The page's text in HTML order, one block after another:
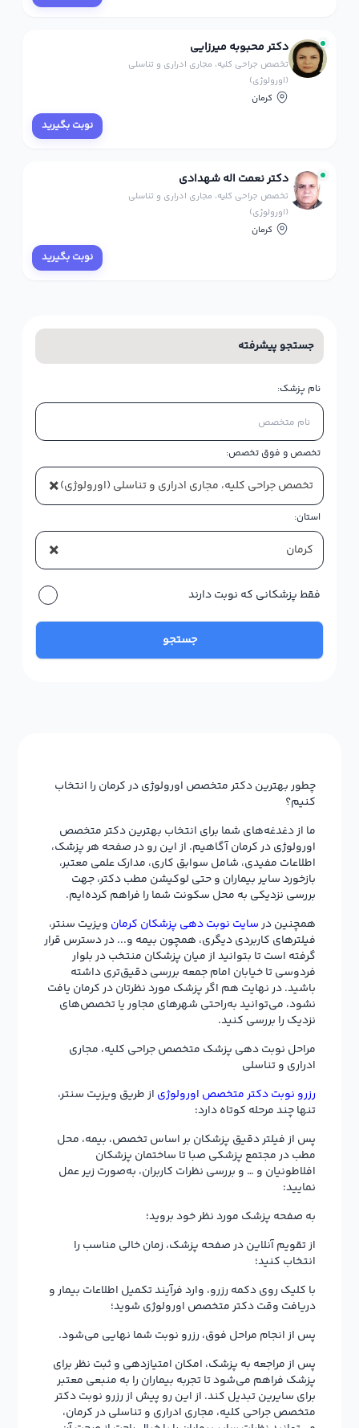
دکتر محبوبه میرزایی
تخصص جراحی کلیه، مجاری ادراری و تناسلی
(اورولوژی)
کرمان
نوبت بگیرید
دکتر نعمت اله شهدادی
تخصص جراحی کلیه، مجاری ادراری و تناسلی
(اورولوژی)
کرمان
نوبت بگیرید
جستجو پیشرفته
نام پزشک:
تخصص و فوق تخصص:
×تخصص جراحی کلیه، مجاری ادراری و تناسلی (اورولوژی)
استان:
× کرمان
فقط پزشکانی که نوبت دارند
جستجو
چطور بهترین دکتر متخصص اورولوژی در کرمان را انتخاب
کنیم؟
ما از دغدغه‌های شما برای انتخاب بهترین دکتر متخصص
اورولوژی در کرمان آگاهیم. از این رو در صفحه هر پزشک،
اطلاعات مفیدی، شامل سوابق کاری، مدارک علمی معتبر،
بازخورد سایر بیماران و حتی لوکیشن مطب دکتر، جهت
بررسی نزدیکی به محل سکونت شما را فراهم کرده‌ایم.
همچنین درسایت نوبت دهی پزشکان کرمان ویزیت سنتر،
فیلترهای کاربردی دیگری، همچون بیمه و... در دسترس قرار
گرفته است تا بتوانید از میان پزشکان منتخب در بلوار
فردوسی تا خیابان امام جمعه بررسی دقیق‌تری داشته
باشید. در نهایت هم اگر پزشک مورد نظرتان در کرمان یافت
نشود، می‌توانید به‌راحتی شهرهای مجاور یا تخصص‌های
نزدیک را بررسی کنید.
مراحل نوبت دهی پزشک متخصص جراحی کلیه، مجاری
ادراری و تناسلی
رزرو نوبت دکتر متخصص اورولوژی از طریق ویزیت سنتر،
تنها چند مرحله کوتاه دارد:
پس از فیلتر دقیق پزشکان بر اساس تخصص، بیمه، محل
مطب در مجتمع پزشکی صبا تا ساختمان پزشکان
افلاطونیان و … و بررسی نظرات کاربران، به‌صورت زیر عمل
نمایید:
به صفحه پزشک مورد نظر خود بروید؛
از تقویم آنلاین در صفحه پزشک، زمان خالی مناسب را
انتخاب کنید؛
با کلیک روی دکمه رزرو، وارد فرآیند تکمیل اطلاعات بیمار و
دریافت وقت دکتر متخصص اورولوژی شوید؛
پس از انجام مراحل فوق، رزرو نوبت شما نهایی می‌شود.
پس از مراجعه به پزشک، امکان امتیازدهی و ثبت نظر برای
پزشک فراهم می‌شود تا تجربه بیماران را به منبعی معتبر
برای سایرین تبدیل کند. از این رو پیش از رزرو نوبت دکتر
متخصص جراحی کلیه، مجاری ادراری و تناسلی در کرمان،